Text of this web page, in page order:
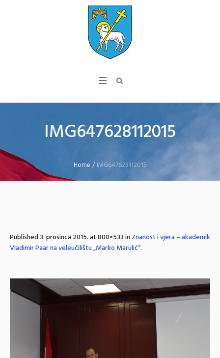
IMG647628112015
Home /IMG647628112015
Published3. prosinca 2015.at 800×533 inZnanost i vjera – akademik
Vladimir Paar na veleučilištu „Marko Marulić“.